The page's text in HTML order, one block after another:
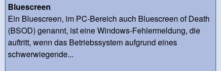
Bluescreen
Ein Bluescreen, im PC-Bereich auch Bluescreen of Death
(BSOD) genannt, ist eine Windows-Fehlermeldung, die
auftritt, wenn das Betriebssystem aufgrund eines
schwerwiegende...